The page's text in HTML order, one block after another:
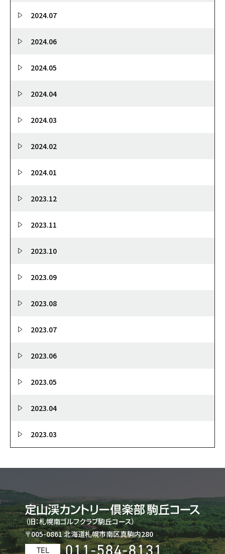
2024.07
2024.06
2024.05
2024.04
2024.03
2024.02
2024.01
2023.12
2023.11
2023.10
2023.09
2023.08
2023.07
2023.06
2023.05
2023.04
2023.03
（旧：札幌南ゴルフクラブ駒丘コース）
〒005-0861 北海道札幌市南区真駒内280
TEL